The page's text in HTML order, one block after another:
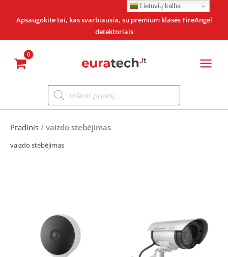
Apsaugokite tai, kas svarbiausia, su premium klasės FireAngel
detektoriais
Products
search
Pradinis / vaizdo stebėjimas
vaizdo stebėjimas
was:
€12.00.
is:
€8.99.
Lietuvių kalba